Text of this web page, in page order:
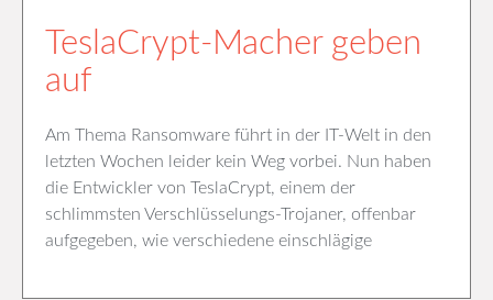
TeslaCrypt-Macher geben
auf
Am Thema Ransomware führt in der IT-Welt in den
letzten Wochen leider kein Weg vorbei. Nun haben
die Entwickler von TeslaCrypt, einem der
schlimmsten Verschlüsselungs-Trojaner, offenbar
aufgegeben, wie verschiedene einschlägige